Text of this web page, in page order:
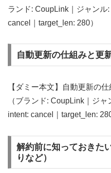
ランド: CoupLink｜ジャンル
cancel｜target_len: 280）
自動更新の仕組みと更
【ダミー本文】自動更新の
（ブランド: CoupLink｜ジャ
intent: cancel｜target_len: 280
解約前に知っておきた
りなど）